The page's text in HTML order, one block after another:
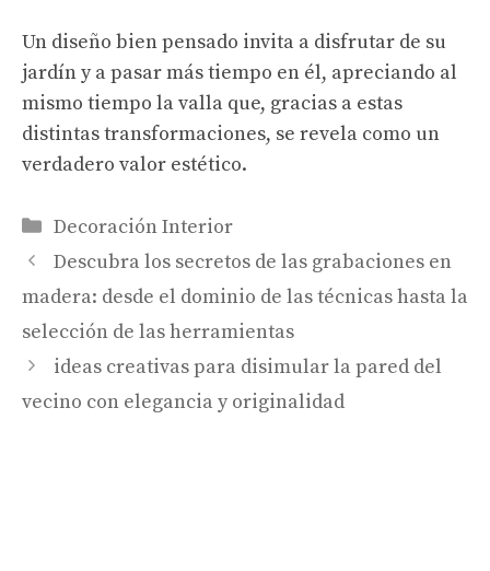
Un diseño bien pensado invita a disfrutar de su
jardín y a pasar más tiempo en él, apreciando al
mismo tiempo la valla que, gracias a estas
distintas transformaciones, se revela como un
verdadero valor estético.
Categorías
Decoración Interior
Descubra los secretos de las grabaciones en
madera: desde el dominio de las técnicas hasta la
selección de las herramientas
ideas creativas para disimular la pared del
vecino con elegancia y originalidad